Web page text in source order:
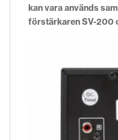
kan vara används
förstärkaren SV-200